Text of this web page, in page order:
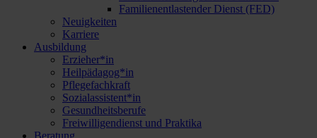
Familienentlastender Dienst (FED)
Neuigkeiten
Karriere
Ausbildung
Erzieher*in
Heilpädagog*in
Pflegefachkraft
Sozialassistent*in
Gesundheitsberufe
Freiwilligendienst und Praktika
Beratung